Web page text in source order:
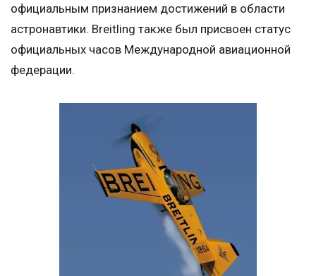
официальным признанием достижений в области
астронавтики. Breitling также был присвоен статус
официальных часов Международной авиационной
федерации.